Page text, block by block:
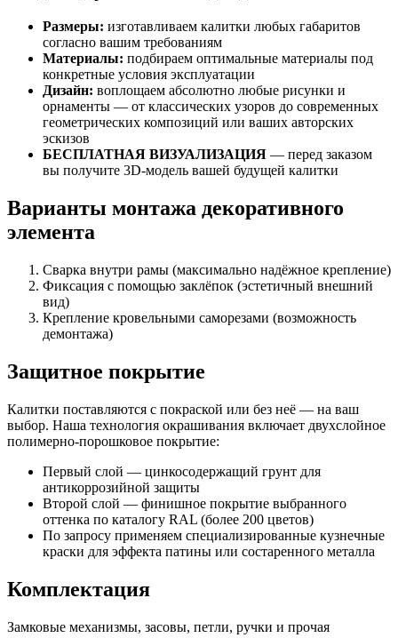
Размеры: изготавливаем калитки любых габаритов
согласно вашим требованиям
Материалы: подбираем оптимальные материалы под
конкретные условия эксплуатации
Дизайн: воплощаем абсолютно любые рисунки и
орнаменты — от классических узоров до современных
геометрических композиций или ваших авторских
эскизов
БЕСПЛАТНАЯ ВИЗУАЛИЗАЦИЯ — перед заказом
вы получите 3D-модель вашей будущей калитки
Варианты монтажа декоративного
элемента
Сварка внутри рамы (максимально надёжное крепление)
Фиксация с помощью заклёпок (эстетичный внешний
вид)
Крепление кровельными саморезами (возможность
демонтажа)
Защитное покрытие
Калитки поставляются с покраской или без неё — на ваш
выбор. Наша технология окрашивания включает двухслойное
полимерно-порошковое покрытие:
Первый слой — цинкосодержащий грунт для
антикоррозийной защиты
Второй слой — финишное покрытие выбранного
оттенка по каталогу RAL (более 200 цветов)
По запросу применяем специализированные кузнечные
краски для эффекта патины или состаренного металла
Комплектация
Замковые механизмы, засовы, петли, ручки и прочая